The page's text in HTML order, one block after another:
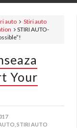
auto
Stiri auto
STIRI AUTO-
Your
STIRI AUTO